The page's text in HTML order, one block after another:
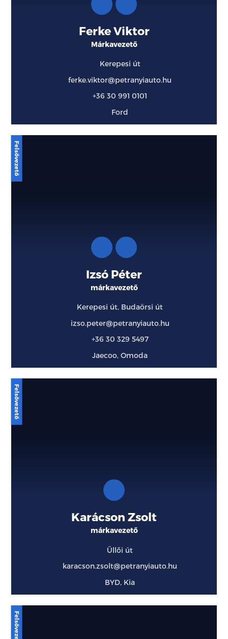
Ferke Viktor
Márkavezető
Kerepesi út
ferke.viktor@petranyiauto.hu
+36 30 991 0101
Ford
Izsó Péter
márkavezető
Kerepesi út, Budaörsi út
izso.peter@petranyiauto.hu
+36 30 329 5497
Jaecoo, Omoda
Karácson Zsolt
márkavezető
Üllői út
karacson.zsolt@petranyiauto.hu
BYD, Kia